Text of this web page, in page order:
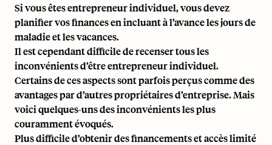
Si vous êtes entrepreneur individuel, vous devez
planifier vos finances en incluant à l’avance les jours de
maladie et les vacances.
Il est cependant difficile de recenser tous les
inconvénients d’être entrepreneur individuel.
Certains de ces aspects sont parfois perçus comme des
avantages par d’autres propriétaires d’entreprise. Mais
voici quelques-uns des inconvénients les plus
couramment évoqués.
Plus difficile d’obtenir des financements et accès limité